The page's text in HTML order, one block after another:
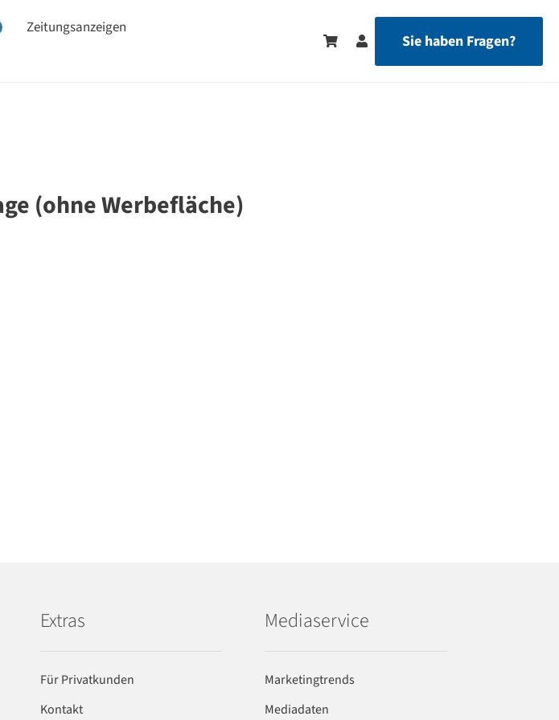
Zeitungsanzeigen
Sie haben Fragen?
(ohne Werbefläche)
Extras
Für Privatkunden
Kontakt
Mediaservice
Marketingtrends
Mediadaten